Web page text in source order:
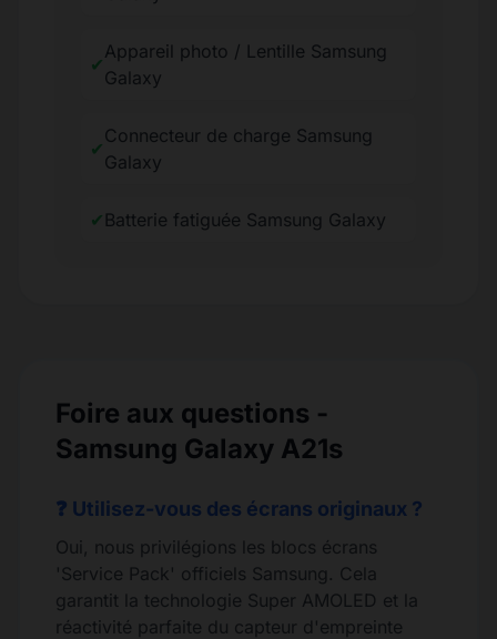
✔
Appareil photo / Lentille Samsung
Galaxy
✔
Connecteur de charge Samsung
Galaxy
✔ Batterie fatiguée Samsung Galaxy
Foire aux questions -
Samsung Galaxy A21s
❓ Utilisez-vous des écrans originaux ?
Oui, nous privilégions les blocs écrans
'Service Pack' officiels Samsung. Cela
garantit la technologie Super AMOLED et la
réactivité parfaite du capteur d'empreinte